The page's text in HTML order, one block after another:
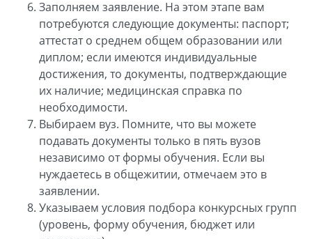
Заполняем заявление. На этом этапе вам
потребуются следующие документы: паспорт;
аттестат о среднем общем образовании или
диплом; если имеются индивидуальные
достижения, то документы, подтверждающие
их наличие; медицинская справка по
необходимости.
Выбираем вуз. Помните, что вы можете
подавать документы только в пять вузов
независимо от формы обучения. Если вы
нуждаетесь в общежитии, отмечаем это в
заявлении.
Указываем условия подбора конкурсных групп
(уровень, форму обучения, бюджет или